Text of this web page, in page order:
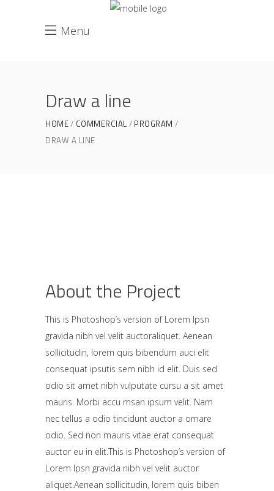
Menu
Draw a line
HOME COMMERCIAL
PROGRAM
DRAW A LINE
About the Project
This is Photoshop’s version of Lorem Ipsn
gravida nibh vel velit auctoraliquet. Aenean
sollicitudin, lorem quis bibendum auci elit
consequat ipsutis sem nibh id elit. Duis sed
odio sit amet nibh vulputate cursu a sit amet
mauris. Morbi accu msan ipsum velit. Nam
nec tellus a odio tincidunt auctor a ornare
odio. Sed non mauris vitae erat consequat
auctor eu in elit.This is Photoshop’s version of
Lorem Ipsn gravida nibh vel velit auctor
aliquet.Aenean sollicitudin, lorem quis biben